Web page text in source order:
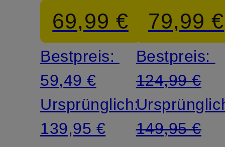
69,99 €
Bestpreis:
59,49 €
Ursprünglich:
139,95 €
Leinen
79,99 €
Bestpreis:
124,99 €
149,95 €